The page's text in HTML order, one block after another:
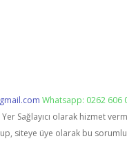
Whatsapp: 0262 606
Sağlayıcı olarak hizmet
siteye üye olarak bu